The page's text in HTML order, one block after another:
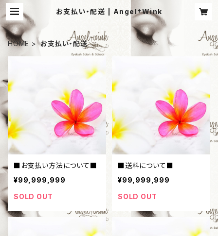
お支払い・配送 | Angel†Wink
HOME お支払い・配送
■お支払い方法について■
¥99,999,999
SOLD OUT
■送料について■
¥99,999,999
SOLD OUT